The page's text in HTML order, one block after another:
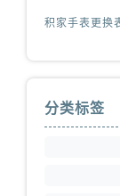
分类标签